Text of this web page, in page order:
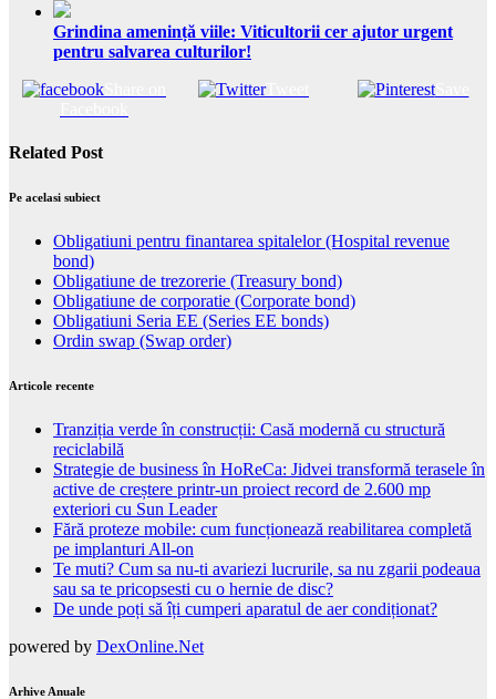
Grindina amenință viile: Viticultorii cer ajutor urgent
pentru salvarea culturilor!
Tweet Save
Related Post
Pe acelasi subiect
Obligatiuni pentru finantarea spitalelor (Hospital revenue
bond)
Obligatiune de trezorerie (Treasury bond)
Obligatiune de corporatie (Corporate bond)
Obligatiuni Seria EE (Series EE bonds)
Ordin swap (Swap order)
Articole recente
Tranziția verde în construcții: Casă modernă cu structură
reciclabilă
Strategie de business în HoReCa: Jidvei transformă terasele în
active de creștere printr-un proiect record de 2.600 mp
exteriori cu Sun Leader
Fără proteze mobile: cum funcționează reabilitarea completă
pe implanturi All-on
Te muti? Cum sa nu-ti avariezi lucrurile, sa nu zgarii podeaua
sau sa te pricopsesti cu o hernie de disc?
De unde poți să îți cumperi aparatul de aer condiționat?
powered by DexOnline.Net
Arhive Anuale